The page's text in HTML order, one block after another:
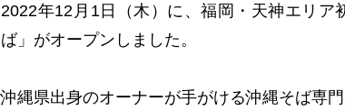
2022年12月1日（木）に、福岡・天神エリア
ば」がオープンしました。
沖縄県出身のオーナーが手がける沖縄そば専門